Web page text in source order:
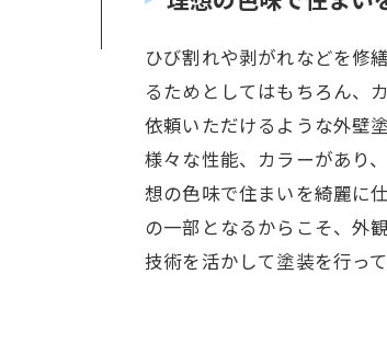
ひび割れや剥がれなどを修
るためとしてはもちろん、
依頼いただけるような外壁
様々な性能、カラーがあり
想の色味で住まいを綺麗に
の一部となるからこそ、外
技術を活かして塗装を行って